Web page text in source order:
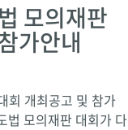
모의재판
가안내
회 개최공고 및 참가
모의재판 대회가 다